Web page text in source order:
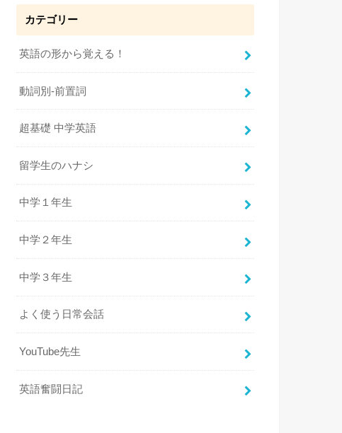
カテゴリー
英語の形から覚える！
動詞別-前置詞
超基礎 中学英語
留学生のハナシ
中学１年生
中学２年生
中学３年生
よく使う日常会話
YouTube先生
英語奮闘日記